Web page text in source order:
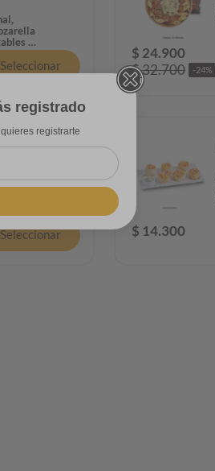
o
Seleccionar $32.700
$ 24.900
-24%
masa
Seleccionar $ 14.300
registrado
registrarte